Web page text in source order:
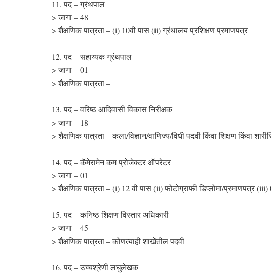
11. पद – ग्रंथपाल
> जागा – 48
> शैक्षणिक पात्रता – (i) 10वी पास (ii) ग्रंथालय प्रशिक्षण प्रमाणपत्र
12. पद – सहाय्यक ग्रंथपाल
> जागा – 01
> शैक्षणिक पात्रता –
13. पद – वरिष्ठ आदिवासी विकास निरीक्षक
> जागा – 18
> शैक्षणिक पात्रता – कला/विज्ञान/वाणिज्य/विधी पदवी किंवा शिक्षण किंवा
14. पद – कॅमेरामेन कम प्रोजेक्टर ऑपरेटर
> जागा – 01
> शैक्षणिक पात्रता – (i) 12 वी पास (ii) फोटोग्राफी डिप्लोमा/प्रमाणपत्र
15. पद – कनिष्ठ शिक्षण विस्तार अधिकारी
> जागा – 45
> शैक्षणिक पात्रता – कोणत्याही शाखेतील पदवी
16. पद – उच्चश्रेणी लघुलेखक